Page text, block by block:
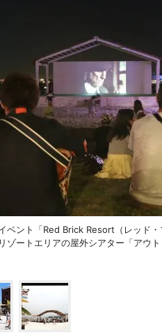
ベント「Red Brick Resort（レッド
ゾートエリアの屋外シアター「アウ